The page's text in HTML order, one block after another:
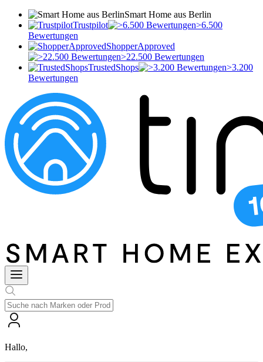
Smart Home aus Berlin
Trustpilot
>6.500
Bewertungen
ShopperApproved
>22.500 Bewertungen
TrustedShops
>3.200
Bewertungen
Hallo,